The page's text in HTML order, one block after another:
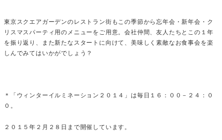
東京スクエアガーデンのレストラン街もこの季節から忘年会・新年会・ク
リスマスパーティ用のメニューをご用意。会社仲間、友人たちとこの１年
を振り返り、また新たなスタートに向けて、美味しく素敵なお食事会を楽
しんでみてはいかがでしょう？
＊「ウィンターイルミネーション２０１４」は毎日１６：００－２４：０
０。
２０１５年２月２８日まで開催しています。